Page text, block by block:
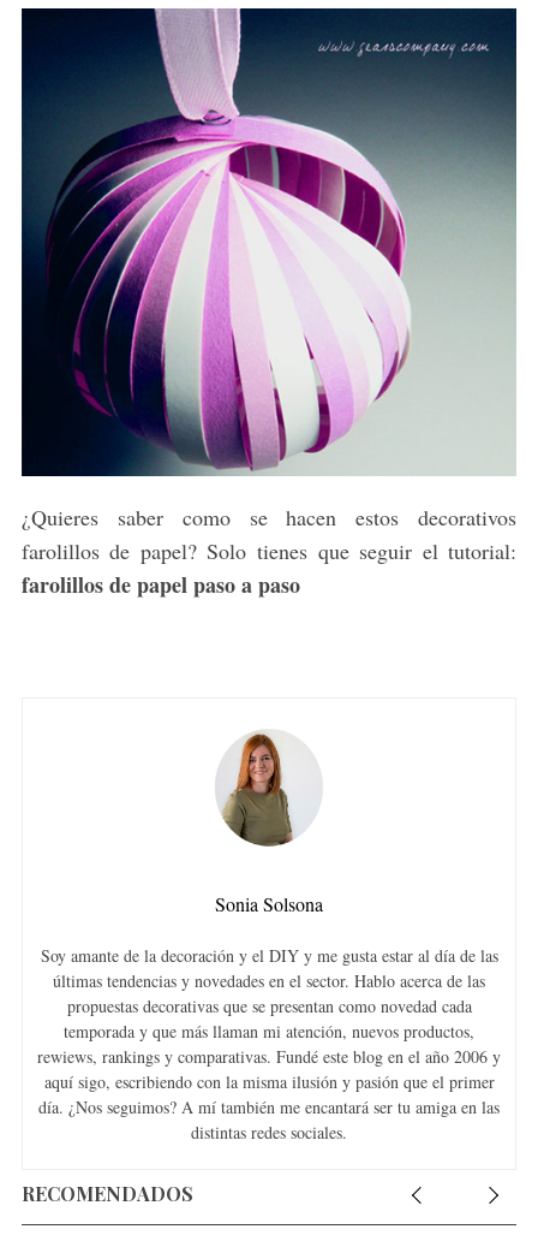
¿Quieres saber como se hacen estos decorativos
farolillos de papel? Solo tienes que seguir el tutorial:
farolillos de papel paso a paso
Sonia Solsona
Soy amante de la decoración y el DIY y me gusta estar al día de las
últimas tendencias y novedades en el sector. Hablo acerca de las
propuestas decorativas que se presentan como novedad cada
temporada y que más llaman mi atención, nuevos productos,
rewiews, rankings y comparativas. Fundé este blog en el año 2006 y
aquí sigo, escribiendo con la misma ilusión y pasión que el primer
día. ¿Nos seguimos? A mí también me encantará ser tu amiga en las
distintas redes sociales.
RECOMENDADOS